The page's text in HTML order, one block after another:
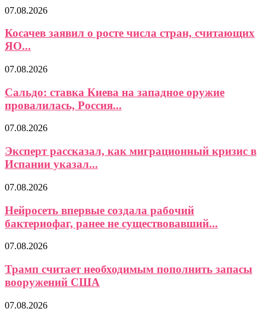
07.08.2026
Косачев заявил о росте числа стран, считающих
ЯО...
07.08.2026
Сальдо: ставка Киева на западное оружие
провалилась, Россия...
07.08.2026
Эксперт рассказал, как миграционный кризис в
Испании указал...
07.08.2026
Нейросеть впервые создала рабочий
бактериофаг, ранее не существовавший...
07.08.2026
Трамп считает необходимым пополнить запасы
вооружений США
07.08.2026